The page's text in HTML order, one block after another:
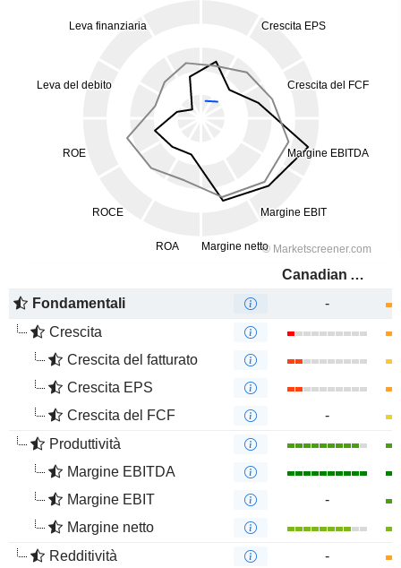
Canadian Apartment Properties Real Estate Investment Trust
Fondamentali
-
Crescita
Crescita del fatturato
Crescita EPS
Crescita del FCF
-
Produttività
Margine EBITDA
Margine EBIT
-
Margine netto
Redditività
-